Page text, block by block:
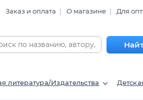
Заказ и оплата О магазине Для
литература/Издательства